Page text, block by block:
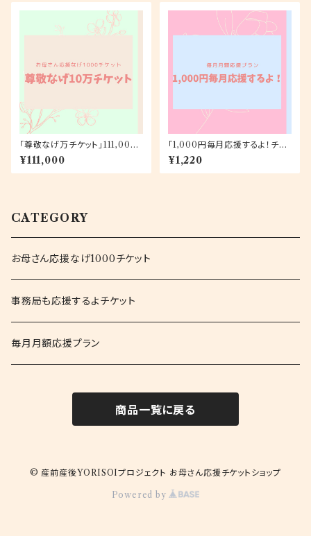
「尊敬なげ万チケット」111,000
円
¥111,000
「1,000円毎月応援するよ！チケ
ット（ポストカード）」月額1,220
円
¥1,220
CATEGORY
お母さん応援なげ1000チケット
事務局も応援するよチケット
毎月月額応援プラン
商品一覧に戻る
© 産前産後YORISOIプロジェクト お母さん応援チケットショップ
Powered by